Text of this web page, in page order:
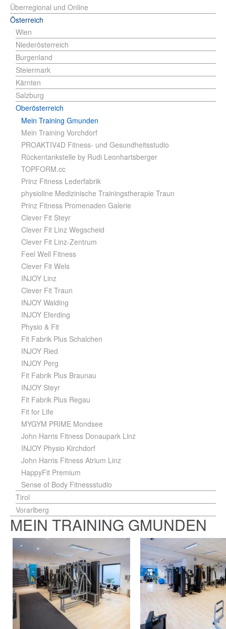
Überregional und Online
Österreich
Wien
Niederösterreich
Burgenland
Steiermark
Kärnten
Salzburg
Oberösterreich
Mein Training Gmunden
Mein Training Vorchdorf
PROAKTIV4D Fitness- und Gesundheitsstudio
Rückentankstelle by Rudi Leonhartsberger
TOPFORM.cc
Prinz Fitness Lederfabrik
physioline Medizinische Trainingstherapie Traun
Prinz Fitness Promenaden Galerie
Clever Fit Steyr
Clever Fit Linz Wegscheid
Clever Fit Linz-Zentrum
Feel Well Fitness
Clever Fit Wels
INJOY Linz
Clever Fit Traun
INJOY Walding
INJOY Eferding
Physio & Fit
Fit Fabrik Plus Schalchen
INJOY Ried
INJOY Perg
Fit Fabrik Plus Braunau
INJOY Steyr
Fit Fabrik Plus Regau
Fit for Life
MYGYM PRIME Mondsee
John Harris Fitness Donaupark Linz
INJOY Physio Kirchdorf
John Harris Fitness Atrium Linz
HappyFit Premium
Sense of Body Fitnessstudio
Tirol
Vorarlberg
MEIN TRAINING GMUNDEN